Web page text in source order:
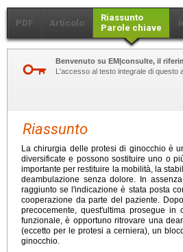
PDF Articolo
Riassunto
Parole chiave
Benvenuto su EM|consulte, il
L'accesso al testo integrale di questo
Riassunto
La chirurgia delle protesi di ginocchio è
diversificate e possono sostituire uno o
importante per restituire la mobilità, la
deambulazione senza dolore. In
raggiunto se l'indicazione è stata posta
cooperazione da parte del paziente.
precocemente, quest'ultima prosegue
funzionale, è opportuno ritrovare una
(eccetto per le protesi a cerniera), un
ginocchio.